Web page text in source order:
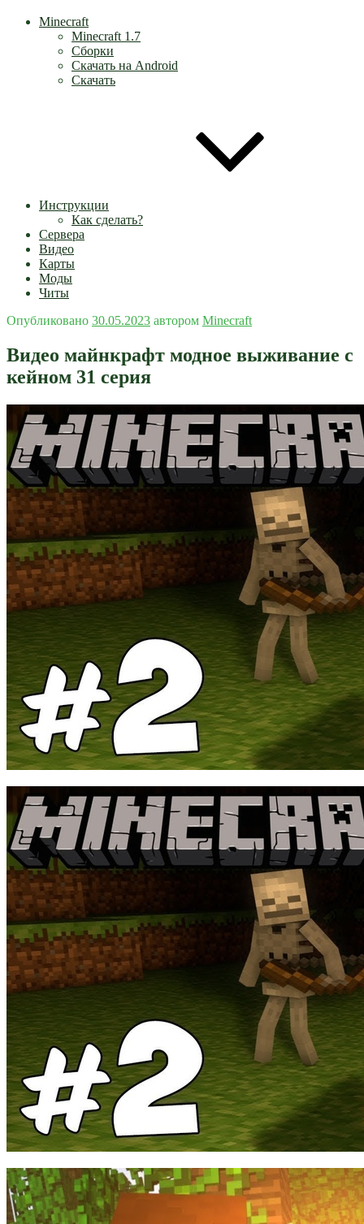
Minecraft
Minecraft 1.7
Сборки
Скачать на Android
Скачать
Инструкции
Как сделать?
Сервера
Видео
Карты
Моды
Читы
Опубликовано 30.05.2023 автором Minecraft
Видео майнкрафт модное выживание с
кейном 31 серия